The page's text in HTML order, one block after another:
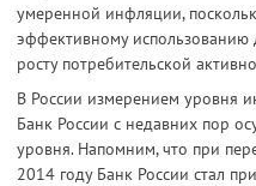
умеренной инфляции,
эффективному использованию
росту потребительской
В России измерением уровня
Банк России с недавних пор
уровня. Напомним, что при
2014 году Банк России стал